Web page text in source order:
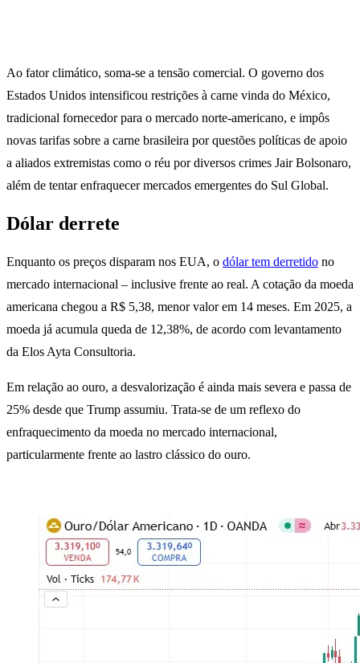
Ao fator climático, soma-se a tensão comercial. O governo dos
Estados Unidos intensificou restrições à carne vinda do México,
tradicional fornecedor para o mercado norte-americano, e impôs
novas tarifas sobre a carne brasileira por questões políticas de apoio
a aliados extremistas como o réu por diversos crimes Jair Bolsonaro,
além de tentar enfraquecer mercados emergentes do Sul Global.
Dólar derrete
Enquanto os preços disparam nos EUA, o dólar tem derretido no
mercado internacional – inclusive frente ao real. A cotação da moeda
americana chegou a R$ 5,38, menor valor em 14 meses. Em 2025, a
moeda já acumula queda de 12,38%, de acordo com levantamento
da Elos Ayta Consultoria.
Em relação ao ouro, a desvalorização é ainda mais severa e passa de
25% desde que Trump assumiu. Trata-se de um reflexo do
enfraquecimento da moeda no mercado internacional,
particularmente frente ao lastro clássico do ouro.